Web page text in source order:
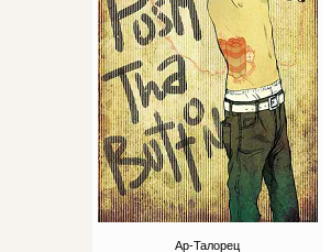
Ар-Талорец